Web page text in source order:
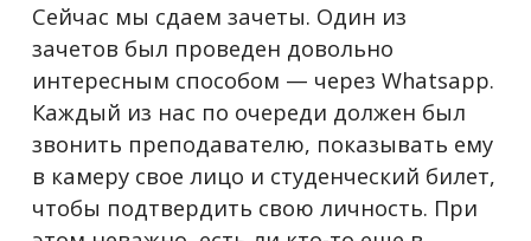
Сейчас мы сдаем зачеты. Один из
зачетов был проведен довольно
интересным способом — через Whatsapp.
Каждый из нас по очереди должен был
звонить преподавателю, показывать ему
в камеру свое лицо и студенческий билет,
чтобы подтвердить свою личность. При